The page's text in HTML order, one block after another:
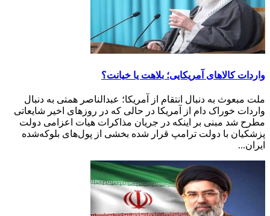
واردات کالاهای آمریکایی؛ بلاهت یا خیانت؟
ملت مبعوث به دنبال انتقام از آمریکا؛ عبدالناصر همتی به دنبال
واردات خوراک دام از آمریکا در حالی که در روزهای اخیر شایعاتی
مطرح شد مبنی بر اینکه در جریان مذاکرات هیات اعزامی دولت
پزشکیان با دولت ترامپ قرار شده بخشی از پول‌های بلوکه‌شده
ایران...